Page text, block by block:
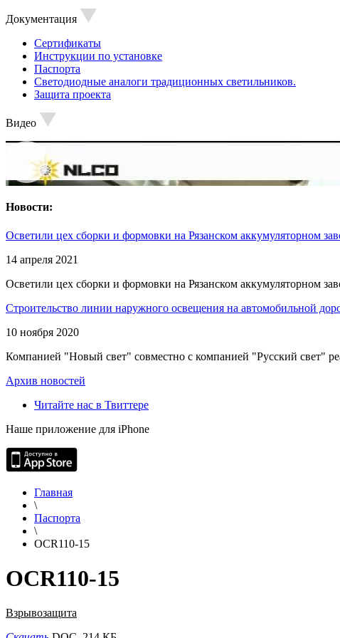
Документация
Сертификаты
Инструкции по установке
Паспорта
Светодиодные аналоги традиционных светильников.
Защита проекта
Видео
Новости:
Осветили цех сборки и формовки на Рязанском аккумуляторном
14 апреля 2021
Осветили цех сборки и формовки на Рязанском аккумуляторном
Строительство линии наружного освещения на автомобильной
10 ноября 2020
Компанией "Новый свет" совместно с компанией "Русский свет"
Архив новостей
Читайте нас в Твиттере
Наше приложение для iPhone
Главная
\
Паспорта
\
OCR110-15
OCR110-15
Взрывозащита